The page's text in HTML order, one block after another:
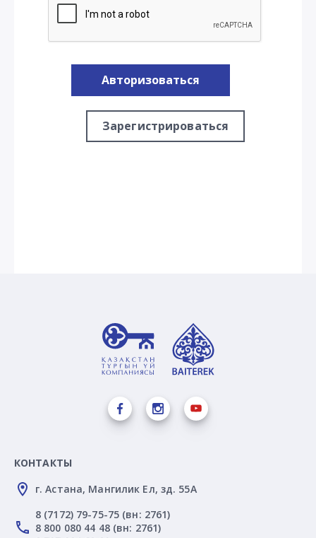
Авторизоваться
Зарегистрироваться
КОНТАКТЫ
г. Астана, Мангилик Ел, зд. 55А
8 (7172) 79-75-75 (вн: 2761)
8 800 080 44 48 (вн: 2761)